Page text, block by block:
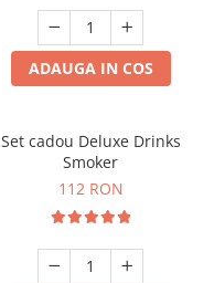
ADAUGA IN COS
Set cadou Deluxe Drinks
Smoker
112 RON